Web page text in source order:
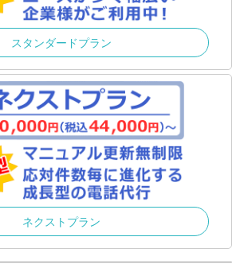
スタンダードプラン
ネクストプラン